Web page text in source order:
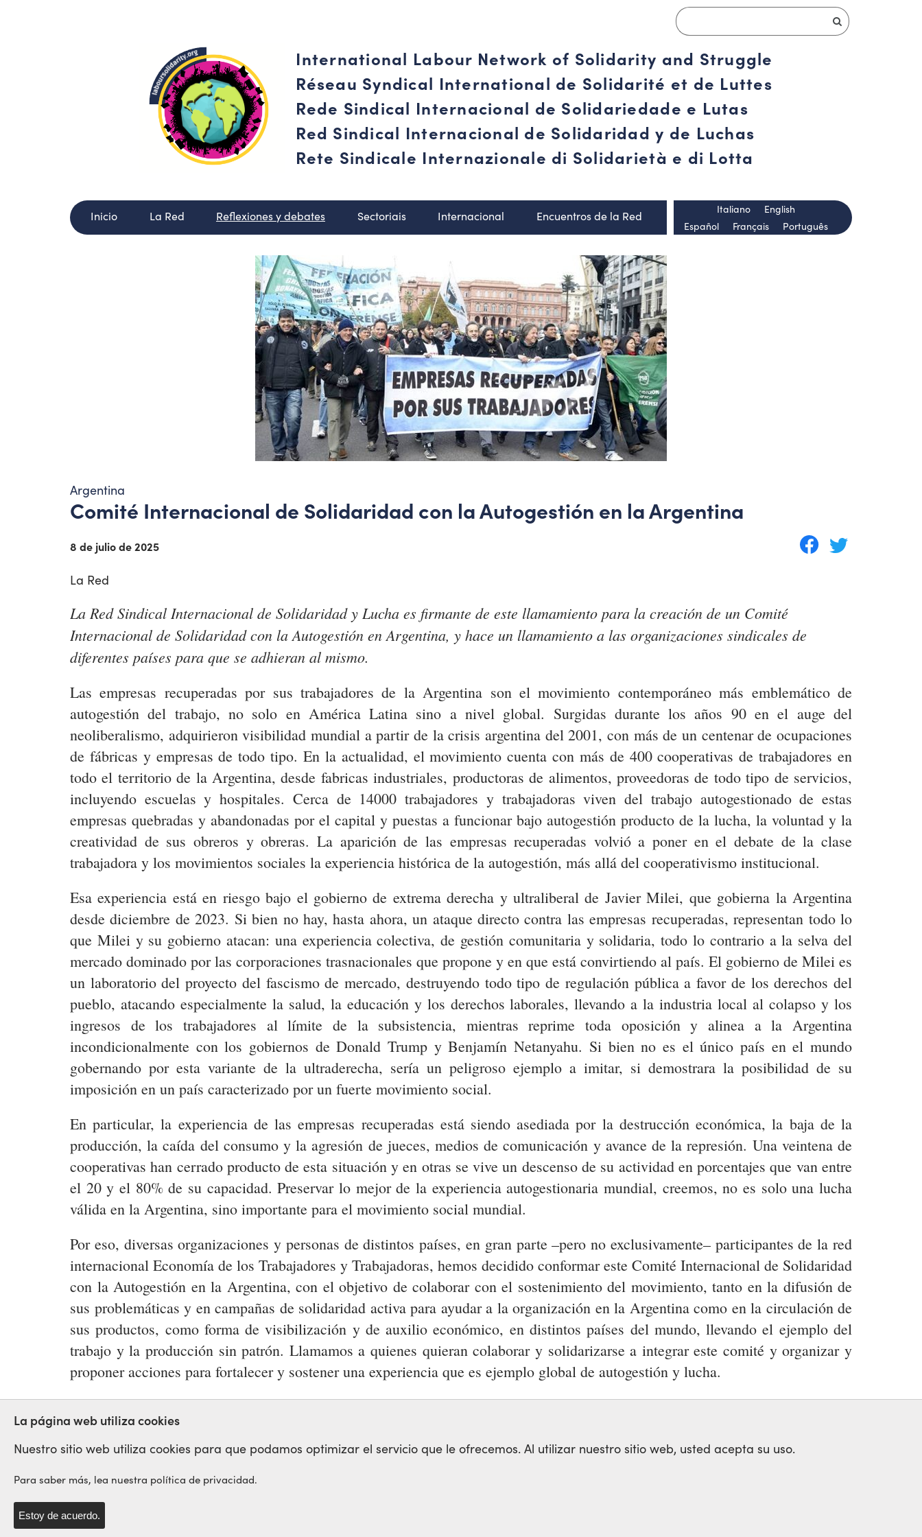
International Labour Network of Solidarity and Struggle
Réseau Syndical International de Solidarité et de Luttes
Rede Sindical Internacional de Solidariedade e Lutas
Red Sindical Internacional de Solidaridad y de Luchas
Rete Sindicale Internazionale di Solidarietà e di Lotta
Inicio La Red Reflexiones y debates Sectoriais Internacional Encuentros de la Red
Español Français Português
Italiano English
Argentina
Comité Internacional de Solidaridad con la Autogestión en la Argentina
8 de julio de 2025
La Red
La Red Sindical Internacional de Solidaridad y Lucha es firmante de este llamamiento para la creación de un Comité
Internacional de Solidaridad con la Autogestión en Argentina, y hace un llamamiento a las organizaciones sindicales de
diferentes países para que se adhieran al mismo.
Las empresas recuperadas por sus trabajadores de la Argentina son el movimiento contemporáneo más emblemático de
autogestión del trabajo, no solo en América Latina sino a nivel global. Surgidas durante los años 90 en el auge del
neoliberalismo, adquirieron visibilidad mundial a partir de la crisis argentina del 2001, con más de un centenar de ocupaciones
de fábricas y empresas de todo tipo. En la actualidad, el movimiento cuenta con más de 400 cooperativas de trabajadores en
todo el territorio de la Argentina, desde fabricas industriales, productoras de alimentos, proveedoras de todo tipo de servicios,
incluyendo escuelas y hospitales. Cerca de 14000 trabajadores y trabajadoras viven del trabajo autogestionado de estas
empresas quebradas y abandonadas por el capital y puestas a funcionar bajo autogestión producto de la lucha, la voluntad y la
creatividad de sus obreros y obreras. La aparición de las empresas recuperadas volvió a poner en el debate de la clase
trabajadora y los movimientos sociales la experiencia histórica de la autogestión, más allá del cooperativismo institucional.
Esa experiencia está en riesgo bajo el gobierno de extrema derecha y ultraliberal de Javier Milei, que gobierna la Argentina
desde diciembre de 2023. Si bien no hay, hasta ahora, un ataque directo contra las empresas recuperadas, representan todo lo
que Milei y su gobierno atacan: una experiencia colectiva, de gestión comunitaria y solidaria, todo lo contrario a la selva del
mercado dominado por las corporaciones trasnacionales que propone y en que está convirtiendo al país. El gobierno de Milei es
un laboratorio del proyecto del fascismo de mercado, destruyendo todo tipo de regulación pública a favor de los derechos del
pueblo, atacando especialmente la salud, la educación y los derechos laborales, llevando a la industria local al colapso y los
ingresos de los trabajadores al límite de la subsistencia, mientras reprime toda oposición y alinea a la Argentina
incondicionalmente con los gobiernos de Donald Trump y Benjamín Netanyahu. Si bien no es el único país en el mundo
gobernando por esta variante de la ultraderecha, sería un peligroso ejemplo a imitar, si demostrara la posibilidad de su
imposición en un país caracterizado por un fuerte movimiento social.
En particular, la experiencia de las empresas recuperadas está siendo asediada por la destrucción económica, la baja de la
producción, la caída del consumo y la agresión de jueces, medios de comunicación y avance de la represión. Una veintena de
cooperativas han cerrado producto de esta situación y en otras se vive un descenso de su actividad en porcentajes que van entre
el 20 y el 80% de su capacidad. Preservar lo mejor de la experiencia autogestionaria mundial, creemos, no es solo una lucha
válida en la Argentina, sino importante para el movimiento social mundial.
Por eso, diversas organizaciones y personas de distintos países, en gran parte –pero no exclusivamente– participantes de la red
internacional Economía de los Trabajadores y Trabajadoras, hemos decidido conformar este Comité Internacional de Solidaridad
con la Autogestión en la Argentina, con el objetivo de colaborar con el sostenimiento del movimiento, tanto en la difusión de
sus problemáticas y en campañas de solidaridad activa para ayudar a la organización en la Argentina como en la circulación de
sus productos, como forma de visibilización y de auxilio económico, en distintos países del mundo, llevando el ejemplo del
trabajo y la producción sin patrón. Llamamos a quienes quieran colaborar y solidarizarse a integrar este comité y organizar y
proponer acciones para fortalecer y sostener una experiencia que es ejemplo global de autogestión y lucha.
AUTOGESTION
Red Sindical Internacional
de Solidaridad y de Luchas
La página web utiliza cookies
Nuestro sitio web utiliza cookies para que podamos optimizar el servicio que le ofrecemos. Al utilizar nuestro sitio web, usted acepta su uso.
Para saber más, lea nuestra política de privacidad.
Estoy de acuerdo.